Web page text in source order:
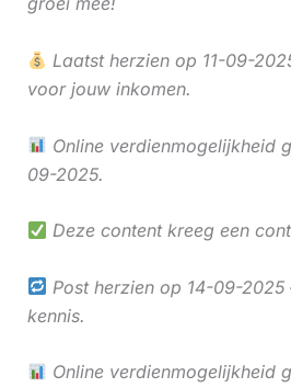
Laatst herzien op 11-09-
voor jouw inkomen.
Online verdienmogelijkheid
09-2025.
Deze content kreeg een
Post herzien op 14-09-
kennis.
Online verdienmogelijkheid